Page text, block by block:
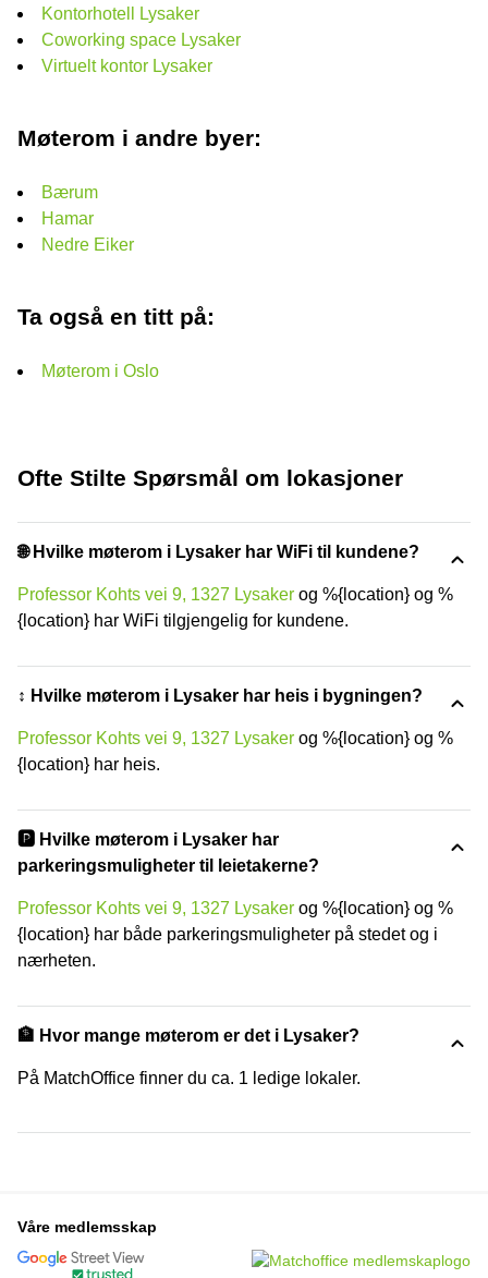
Kontorhotell Lysaker
Coworking space Lysaker
Virtuelt kontor Lysaker
Møterom i andre byer:
Bærum
Hamar
Nedre Eiker
Ta også en titt på:
Møterom i Oslo
Ofte Stilte Spørsmål om lokasjoner
🌐 Hvilke møterom i Lysaker har WiFi til kundene?
Professor Kohts vei 9, 1327 Lysaker og %{location} og %
{location} har WiFi tilgjengelig for kundene.
↕️ Hvilke møterom i Lysaker har heis i bygningen?
Professor Kohts vei 9, 1327 Lysaker og %{location} og %
{location} har heis.
🅿️ Hvilke møterom i Lysaker har
parkeringsmuligheter til leietakerne?
Professor Kohts vei 9, 1327 Lysaker og %{location} og %
{location} har både parkeringsmuligheter på stedet og i
nærheten.
🏦 Hvor mange møterom er det i Lysaker?
På MatchOffice finner du ca. 1 ledige lokaler.
Våre medlemsskap